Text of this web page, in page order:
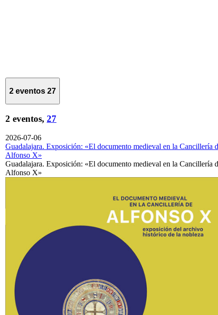
2 eventos 27
2 eventos, 27
2026-07-06
Guadalajara. Exposición: «El documento medieval en la Cancillería
Alfonso X»
Guadalajara. Exposición: «El documento medieval en la Cancillería
Alfonso X»